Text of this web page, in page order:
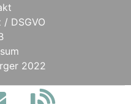
DSGVO
2022